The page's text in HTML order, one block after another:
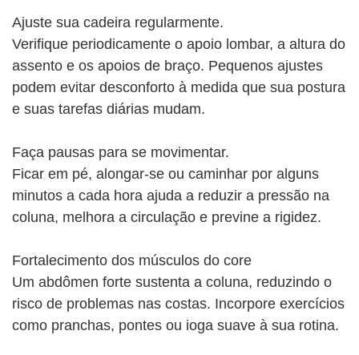
Ajuste sua cadeira regularmente.
Verifique periodicamente o apoio lombar, a altura do
assento e os apoios de braço. Pequenos ajustes
podem evitar desconforto à medida que sua postura
e suas tarefas diárias mudam.
Faça pausas para se movimentar.
Ficar em pé, alongar-se ou caminhar por alguns
minutos a cada hora ajuda a reduzir a pressão na
coluna, melhora a circulação e previne a rigidez.
Fortalecimento dos músculos do core
Um abdômen forte sustenta a coluna, reduzindo o
risco de problemas nas costas. Incorpore exercícios
como pranchas, pontes ou ioga suave à sua rotina.